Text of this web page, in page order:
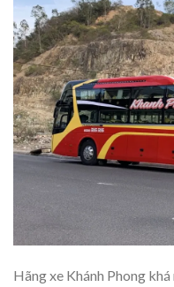
Hãng xe Khánh Phong